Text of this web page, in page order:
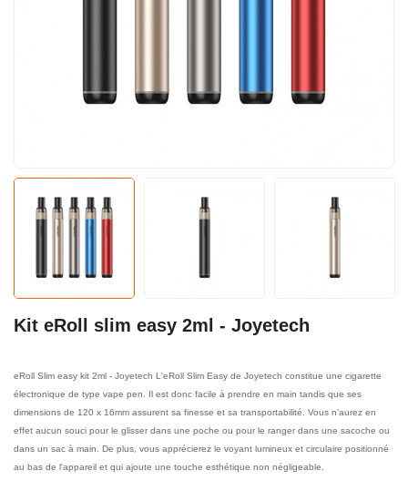
Kit eRoll slim easy 2ml - Joyetech
eRoll Slim easy kit 2ml - Joyetech L'eRoll Slim Easy de Joyetech constitue une cigarette
électronique de type vape pen. Il est donc facile à prendre en main tandis que ses
dimensions de 120 x 16mm assurent sa finesse et sa transportabilité. Vous n'aurez en
effet aucun souci pour le glisser dans une poche ou pour le ranger dans une sacoche ou
dans un sac à main. De plus, vous apprécierez le voyant lumineux et circulaire positionné
au bas de l'appareil et qui ajoute une touche esthétique non négligeable.